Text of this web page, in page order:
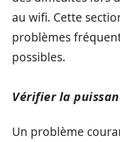
au wifi. Cette
problèmes
possibles.
Vérifier la
Un problème